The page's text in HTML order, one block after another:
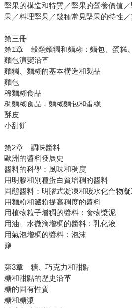
堅果的構造和特質／堅果的營養價值
果／料理堅果／幾種常見堅果的特性
第三冊
第1章 穀類麵糰和麵糊：麵包、蛋糕
麵包演變沿革
麵糰、麵糊的基本構造和製品
麵包
稀麵糊食品
稠麵糊食品：麵糊麵包和蛋糕
酥皮
小甜餅
第2章 調味醬料
歐洲的醬料發展史
醬料的科學：風味和稠度
用明膠和別種蛋白質增稠的醬料
固態醬料：明膠式凝凍和碳水化合物凝
用麵粉和澱粉提高稠度的醬料
用植物粒子增稠的醬料：食物漿泥
用油、水微滴增稠的醬料：乳化液
用氣泡增稠的醬料：泡沫
鹽
第3章 糖、巧克力和甜點
糖和甜點的歷史沿革
糖的固有性質
糖和糖漿